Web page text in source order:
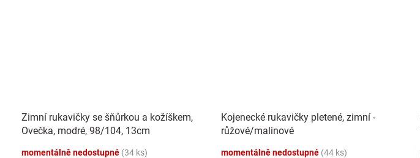
Zimní rukavičky se šňůrkou a kožíškem,
Ovečka, modré, 98/104, 13cm
momentálně nedostupné (34 ks)
Kojenecké rukavičky pletené, zimní -
růžové/malinové
momentálně nedostupné (44 ks)